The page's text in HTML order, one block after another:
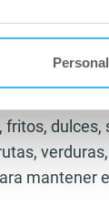
grupo
el
fritos,
mantener